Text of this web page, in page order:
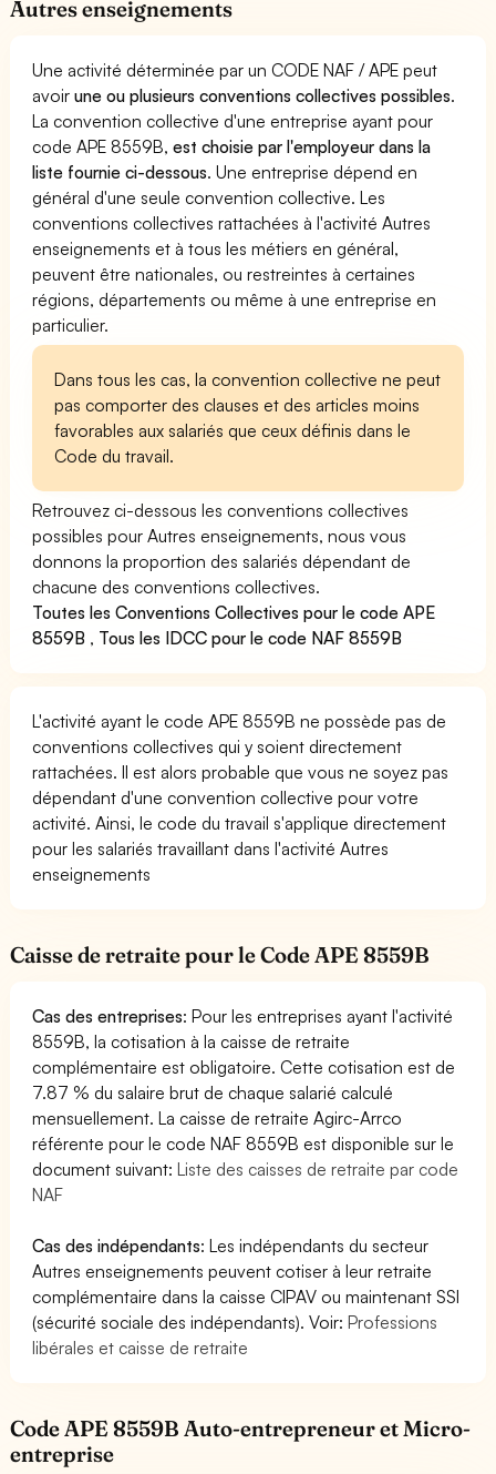
Autres enseignements
Une activité déterminée par un CODE NAF / APE peut
avoirune ou plusieurs conventions collectives possibles.
La convention collective d'une entreprise ayant pour
code APE 8559B,est choisie par l'employeur dans la
liste fournie ci-dessous. Une entreprise dépend en
général d'une seule convention collective. Les
conventions collectives rattachées à l'activité Autres
enseignements et à tous les métiers en général,
peuvent être nationales, ou restreintes à certaines
régions, départements ou même à une entreprise en
particulier.
Dans tous les cas, la convention collective ne peut
pas comporter des clauses et des articles moins
favorables aux salariés que ceux définis dans le
Code du travail.
Retrouvez ci-dessous les conventions collectives
possibles pour Autres enseignements, nous vous
donnons la proportion des salariés dépendant de
chacune des conventions collectives.
Toutes les Conventions Collectives pour le code APE
8559B , Tous les IDCC pour le code NAF 8559B
L'activité ayant le code APE 8559B ne possède pas de
conventions collectives qui y soient directement
rattachées. Il est alors probable que vous ne soyez pas
dépendant d'une convention collective pour votre
activité. Ainsi, le code du travail s'applique directement
pour les salariés travaillant dans l'activité Autres
enseignements
Caisse de retraite pour le Code APE 8559B
Cas des entreprises: Pour les entreprises ayant l'activité
8559B, la cotisation à la caisse de retraite
complémentaire est obligatoire. Cette cotisation est de
7.87 % du salaire brut de chaque salarié calculé
mensuellement. La caisse de retraite Agirc-Arrco
référente pour le code NAF 8559B est disponible sur le
document suivant:Liste des caisses de retraite par code
NAF
Cas des indépendants: Les indépendants du secteur
Autres enseignements peuvent cotiser à leur retraite
complémentaire dans la caisse CIPAV ou maintenant SSI
(sécurité sociale des indépendants). Voir:Professions
libérales et caisse de retraite
Code APE 8559B Auto-entrepreneur et Micro-
entreprise